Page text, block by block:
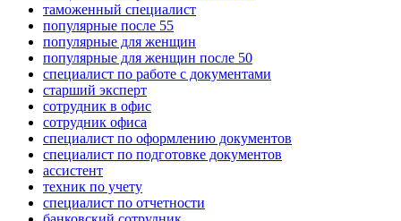
таможенный специалист
популярные после 55
популярные для женщин
популярные для женщин после 50
специалист по работе с документами
старший эксперт
сотрудник в офис
сотрудник офиса
специалист по оформлению документов
специалист по подготовке документов
ассистент
техник по учету
специалист по отчетности